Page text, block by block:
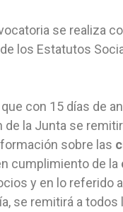
se realiza
los Estatutos
con 15 días de
de la Junta se
sobre las
cumplimiento de la
y en lo referido
se remitirá a todos